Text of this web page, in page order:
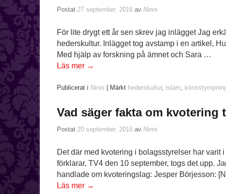
Postat 27 september, 2016 av Ninni
För lite drygt ett år sen skrev jag inlägget Jag
hederskultur. Inlägget tog avstamp i en artikel,
Med hjälp av forskning på ämnet och Sara …
Läs mer →
Publicerat i Ninni Märkt hederskultur, islam,
Vad säger fakta om kvotering
Postat 20 september, 2016 av Ninni
Det där med kvotering i bolagsstyrelser har varit
förklarar, TV4 den 10 september, togs det upp.
handlade om kvoteringslag: Jesper Börjesson:
Läs mer →